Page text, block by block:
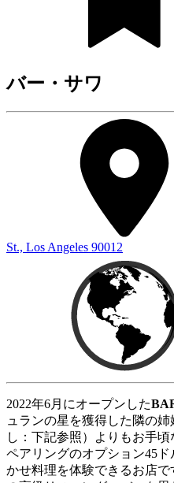
バー・サワ
St., Los Angeles 90012
2022年6月にオープンした
ュランの星を獲得した隣の姉
し：下記参照）よりもお手
ペアリングのオプション45
かせ料理を体験できるお店